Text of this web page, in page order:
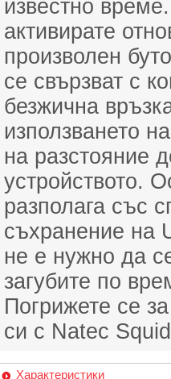
известно
активирате
произволен
се свързват с
безжична
използването
на разстояние
устройството.
разполага със
съхранение на
не е нужно да
загубите по
Погрижете се
си с Natec
Характеристики